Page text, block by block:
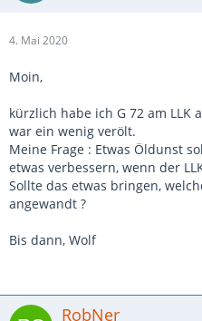
4. Mai 2020
Moin,
kürzlich habe ich G 72 am LLK
war ein wenig verölt.
Meine Frage : Etwas Öldunst
etwas verbessern, wenn der
Sollte das etwas bringen,
angewandt ?
Bis dann, Wolf
RobNer